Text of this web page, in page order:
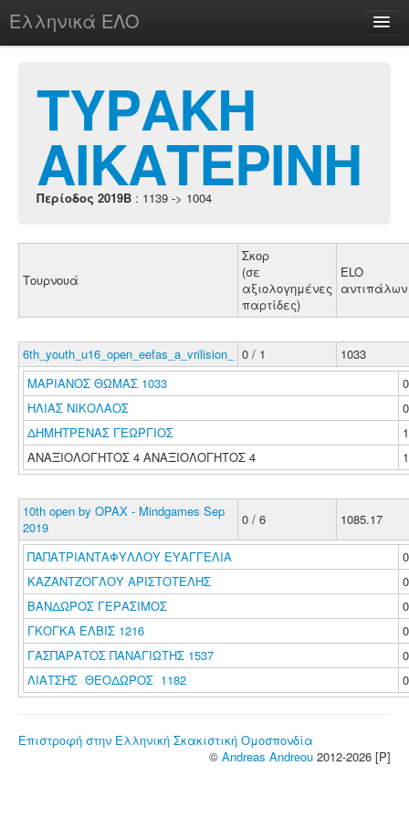
Ελληνικά ΕΛΟ
chesstu.be @ discord
Login
ΤΥΡΑΚΗ
ΑΙΚΑΤΕΡΙΝΗ
Περίοδος 2019B : 1139 -> 1004
Τουρνουά
Σκορ
(σε
αξιολογημένες
παρτίδες)
ELO
αντιπάλων
6th_youth_u16_open_eefas_a_vrilision_ 0 / 1
1033
ΜΑΡΙΑΝΟΣ ΘΩΜΑΣ 1033
ΗΛΙΑΣ ΝΙΚΟΛΑΟΣ
ΔΗΜΗΤΡΕΝΑΣ ΓΕΩΡΓΙΟΣ
ΑΝΑΞΙΟΛΟΓΗΤΟΣ 4 ΑΝΑΞΙΟΛΟΓΗΤΟΣ 4
10th open by OPAX - Mindgames Sep
2019
0 / 6 1085.17
ΠΑΠΑΤΡΙΑΝΤΑΦΥΛΛΟΥ ΕΥΑΓΓΕΛΙΑ
ΚΑΖΑΝΤΖΟΓΛΟΥ ΑΡΙΣΤΟΤΕΛΗΣ
ΒΑΝΔΩΡΟΣ ΓΕΡΑΣΙΜΟΣ
ΓΚΟΓΚΑ ΕΛΒΙΣ 1216
ΓΑΣΠΑΡΑΤΟΣ ΠΑΝΑΓΙΩΤΗΣ 1537
ΛΙΑΤΣΗΣ ΘΕΟΔΩΡΟΣ 1182
Επιστροφή στην Ελληνική Σκακιστική Ομοσπονδία
© Andreas Andreou 2012-2026 [P]